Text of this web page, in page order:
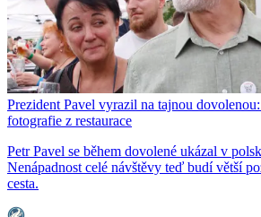
Prezident Pavel vyrazil na tajnou
fotografie z restaurace
Petr Pavel se během dovolené ukázal v
Nenápadnost celé návštěvy teď budí větší
cesta.